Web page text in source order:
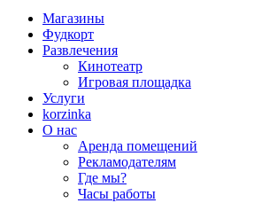
Магазины
Фудкорт
Развлечения
Кинотеатр
Игровая площадка
Услуги
korzinka
О нас
Аренда помещений
Рекламодателям
Где мы?
Часы работы